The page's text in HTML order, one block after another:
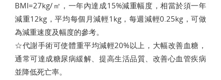
BMI=27kg/㎡，一年內達成15%減重幅度，相當於須一年
減重12kg，平均每個月減輕1kg，每週減輕0.25kg，可做
為減重速度及幅度的參考。
☆代謝手術可使體重平均減輕20%以上，大幅改善血糖，
通常可達成糖尿病緩解、提高生活品質、改善心血管疾病
並降低死亡率。